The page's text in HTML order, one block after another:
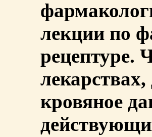
лекции по
рецептуре.
кровяное